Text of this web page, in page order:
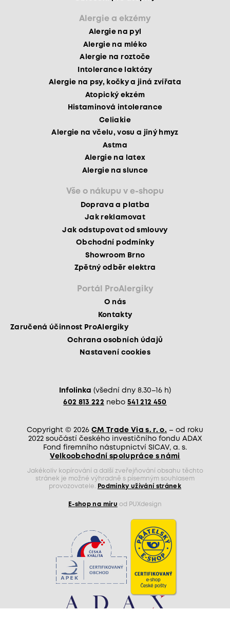
Alergie a ekzémy
Alergie na pyl
Alergie na mléko
Alergie na roztoče
Intolerance laktózy
Alergie na psy, kočky a jiná zvířata
Atopický ekzém
Histaminová intolerance
Celiakie
Alergie na včelu, vosu a jiný hmyz
Astma
Alergie na latex
Alergie na slunce
Vše o nákupu v e-shopu
Doprava a platba
Jak reklamovat
Jak odstupovat od smlouvy
Obchodní podmínky
Showroom Brno
Zpětný odběr elektra
Portál ProAlergiky
O nás
Kontakty
Zaručená účinnost ProAlergiky
Ochrana osobních údajů
Nastavení cookies
Infolinka (všední dny 8.30–16 h)
602 813 222 nebo 541 212 450
Copyright © 2026 CM Trade Via s. r. o. – od roku
2022 součástí českého investičního fondu ADAX
Fond firemního nástupnictví SICAV, a. s.
Velkoobchodní spolupráce s námi
Jakékoliv kopírování a další zveřejňování obsahu těchto
stránek je možné výhradně s písemným souhlasem
provozovatele.
Podmínky užívání stránek
E-shop na míru od PUXdesign